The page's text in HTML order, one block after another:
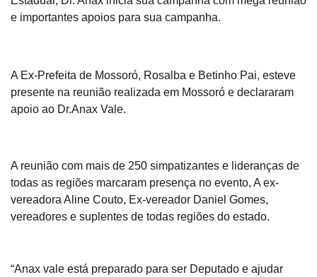
e importantes apoios para sua campanha.
A Ex-Prefeita de Mossoró, Rosalba e Betinho Pai, esteve
presente na reunião realizada em Mossoró e declararam
apoio ao Dr.Anax Vale.
A reunião com mais de 250 simpatizantes e lideranças de
todas as regiões marcaram presença no evento, A ex-
vereadora Aline Couto, Ex-vereador Daniel Gomes,
vereadores e suplentes de todas regiões do estado.
“Anax vale está preparado para ser Deputado e ajudar